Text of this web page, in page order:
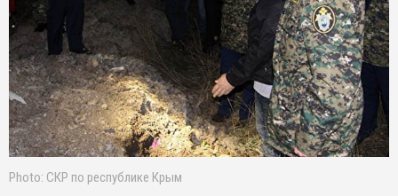
Photo: СКР по республике Крым